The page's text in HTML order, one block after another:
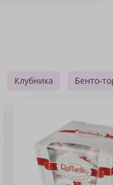
Клубника Бенто-